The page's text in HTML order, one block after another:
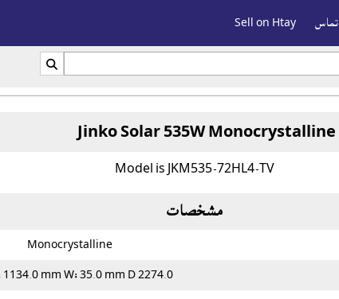
تماس Sell on Htay

Jinko Solar 535W Monocrystalline
Model is JKM535-72HL4-TV
مشخصات
Monocrystalline
2274.0 mm L ; 1134.0 mm W; 35.0 mm D